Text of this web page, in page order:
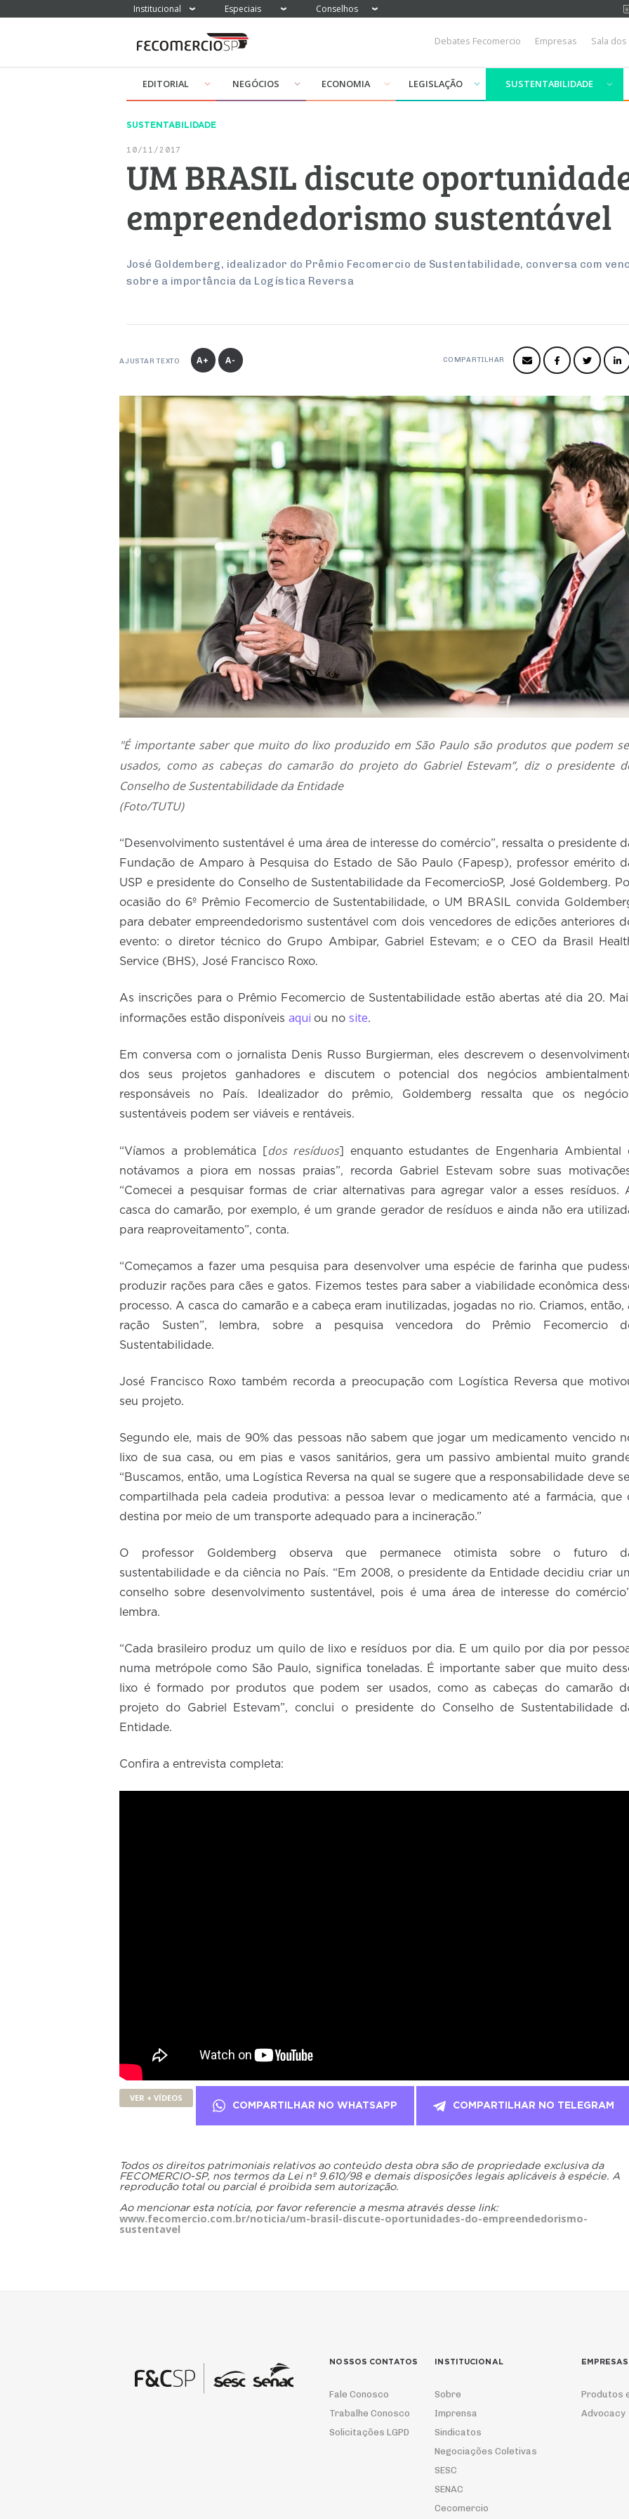
Institucional Especiais Conselhos
Debates Fecomercio Empresas Sala
EDITORIAL NEGÓCIOS ECONOMIA LEGISLAÇÃO SUSTENTABILIDADE
SUSTENTABILIDADE
10/11/2017
UM BRASIL discute
empreendedorismo sustentável
José Goldemberg, idealizador do Prêmio Fecomercio de Sustentabilidade, conversa com
sobre a importância da Logística Reversa
AJUSTAR TEXTO A+ A- COMPARTILHAR
"É importante saber que muito do lixo produzido em São Paulo são produtos que podem
usados, como as cabeças do camarão do projeto do Gabriel Estevam”, diz o presidente
Conselho de Sustentabilidade da Entidade
(Foto/TUTU)
“Desenvolvimento sustentável é uma área de interesse do comércio”, ressalta o presidente
Fundação de Amparo à Pesquisa do Estado de São Paulo (Fapesp), professor emérito
USP e presidente do Conselho de Sustentabilidade da FecomercioSP, José Goldemberg.
ocasião do 6º Prêmio Fecomercio de Sustentabilidade, o UM BRASIL convida
para debater empreendedorismo sustentável com dois vencedores de edições anteriores
evento: o diretor técnico do Grupo Ambipar, Gabriel Estevam; e o CEO da Brasil
Service (BHS), José Francisco Roxo.
As inscrições para o Prêmio Fecomercio de Sustentabilidade estão abertas até dia 20.
informações estão disponíveis aqui ou no site.
Em conversa com o jornalista Denis Russo Burgierman, eles descrevem o
dos seus projetos ganhadores e discutem o potencial dos negócios
responsáveis no País. Idealizador do prêmio, Goldemberg ressalta que os
sustentáveis podem ser viáveis e rentáveis.
“Víamos a problemática [ dos resíduos] enquanto estudantes de Engenharia Ambiental
notávamos a piora em nossas praias”, recorda Gabriel Estevam sobre suas
“Comecei a pesquisar formas de criar alternativas para agregar valor a esses resíduos.
casca do camarão, por exemplo, é um grande gerador de resíduos e ainda não era
para reaproveitamento”, conta.
“Começamos a fazer uma pesquisa para desenvolver uma espécie de farinha que
produzir rações para cães e gatos. Fizemos testes para saber a viabilidade econômica
processo. A casca do camarão e a cabeça eram inutilizadas, jogadas no rio. Criamos, então,
ração Susten”, lembra, sobre a pesquisa vencedora do Prêmio Fecomercio
Sustentabilidade.
José Francisco Roxo também recorda a preocupação com Logística Reversa que
seu projeto.
Segundo ele, mais de 90% das pessoas não sabem que jogar um medicamento vencido
lixo de sua casa, ou em pias e vasos sanitários, gera um passivo ambiental muito
“Buscamos, então, uma Logística Reversa na qual se sugere que a responsabilidade deve
compartilhada pela cadeia produtiva: a pessoa levar o medicamento até a farmácia, que
destina por meio de um transporte adequado para a incineração.”
O professor Goldemberg observa que permanece otimista sobre o futuro
sustentabilidade e da ciência no País. “Em 2008, o presidente da Entidade decidiu criar
conselho sobre desenvolvimento sustentável, pois é uma área de interesse do
lembra.
“Cada brasileiro produz um quilo de lixo e resíduos por dia. E um quilo por dia por
numa metrópole como São Paulo, significa toneladas. É importante saber que muito
lixo é formado por produtos que podem ser usados, como as cabeças do camarão
projeto do Gabriel Estevam”, conclui o presidente do Conselho de Sustentabilidade
Entidade.
Confira a entrevista completa:
VER + VÍDEOS
COMPARTILHAR NO WHATSAPP COMPARTILHAR NO TELEGRAM
Todos os direitos patrimoniais relativos ao conteúdo desta obra são de propriedade exclusiva da
FECOMERCIO-SP, nos termos da Lei nº 9.610/98 e demais disposições legais aplicáveis à espécie. A
reprodução total ou parcial é proibida sem autorização.
Ao mencionar esta notícia, por favor referencie a mesma através desse link:
www.fecomercio.com.br/noticia/um-brasil-discute-oportunidades-do-empreendedorismo-
sustentavel
NOSSOS CONTATOS
Fale Conosco
Trabalhe Conosco
Solicitações LGPD
INSTITUCIONAL
Sobre
Imprensa
Sindicatos
Negociações Coletivas
SESC
SENAC
Cecomercio
EMPRESAS
Produtos
Advocacy